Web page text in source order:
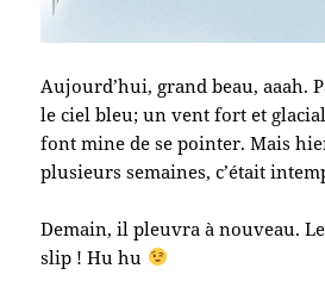
Aujourd’hui, grand beau, aaah.
le ciel bleu; un vent fort et glacial
font mine de se pointer. Mais
plusieurs semaines, c’était
Demain, il pleuvra à nouveau.
slip ! Hu hu